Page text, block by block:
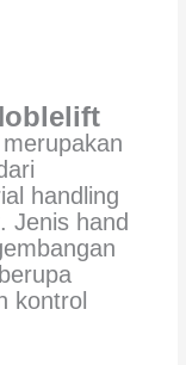
handling
. Jenis hand
kontrol